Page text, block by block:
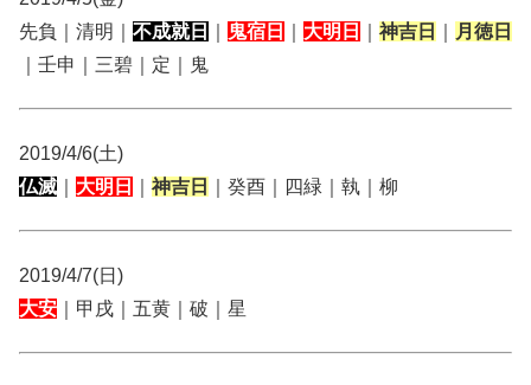
先負｜清明｜ 不成就日 鬼宿日 大明日 神吉日
月徳日
｜壬申｜三碧｜定｜鬼
2019/4/6(土)
仏滅
大明日 神吉日 ｜癸酉｜四緑｜執｜柳
2019/4/7(日)
大安 ｜甲戌｜五黄｜破｜星